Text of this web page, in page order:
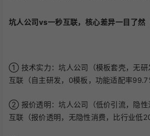
坑人公司vs一秒互联，核心差异一目了然
① 技术实力：坑人公司（模板套壳，无研
互联（自主研发，0模板，功能适配率
② 报价透明：坑人公司（低价引流，隐性
互联（报价透明，无隐性消费，比行业低